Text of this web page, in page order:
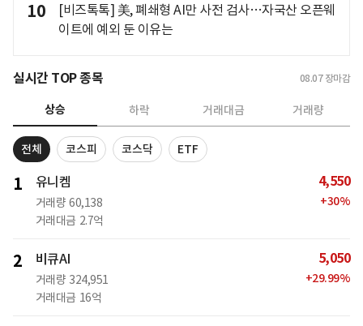
10
[비즈톡톡] 美, 폐쇄형 AI만 사전 검사…자국산 오픈웨
이트에 예외 둔 이유는
실시간 TOP 종목 08.07 장마감
상승 하락 거래대금 거래량
전체 코스피 코스닥 ETF
1 유니켐
거래량 60,138
거래대금 2.7억
4,550
+30%
2 비큐AI
거래량 324,951
거래대금 16억
5,050
+29.99%